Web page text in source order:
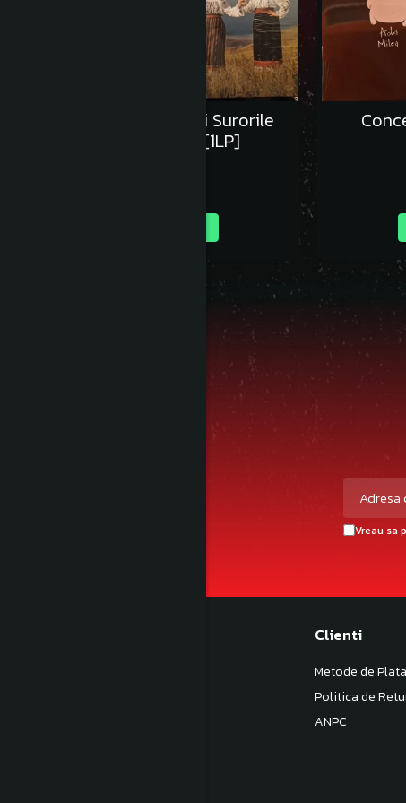
Lupii Lui Calancea si Surorile
Osoianu - Vinil [1LP]
Vreau sa
Clienti
Metode de Plata
Politica de
ANPC